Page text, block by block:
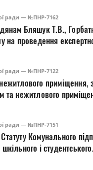
ради — №ПНР-7162
Бляшук Т.В.,
на проведення
ради — №ПНР-7122
приміщення,
нежитлового
шляхом продажу на
ради — №ПНР-7151
Комунального
і студентського